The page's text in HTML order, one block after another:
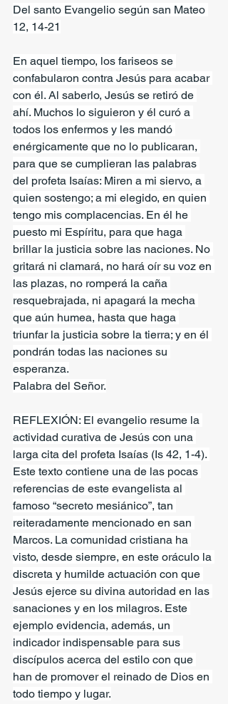
Del santo Evangelio según san Mateo
12, 14-21
En aquel tiempo, los fariseos se
confabularon contra Jesús para acabar
con él. Al saberlo, Jesús se retiró de
ahí. Muchos lo siguieron y él curó a
todos los enfermos y les mandó
enérgicamente que no lo publicaran,
para que se cumplieran las palabras
del profeta Isaías: Miren a mi siervo, a
quien sostengo; a mi elegido, en quien
tengo mis complacencias. En él he
puesto mi Espíritu, para que haga
brillar la justicia sobre las naciones. No
gritará ni clamará, no hará oír su voz en
las plazas, no romperá la caña
resquebrajada, ni apagará la mecha
que aún humea, hasta que haga
triunfar la justicia sobre la tierra; y en él
pondrán todas las naciones su
esperanza.
Palabra del Señor.
REFLEXIÓN: El evangelio resume la
actividad curativa de Jesús con una
larga cita del profeta Isaías (Is 42, 1-4).
Este texto contiene una de las pocas
referencias de este evangelista al
famoso “secreto mesiánico”, tan
reiteradamente mencionado en san
Marcos. La comunidad cristiana ha
visto, desde siempre, en este oráculo la
discreta y humilde actuación con que
Jesús ejerce su divina autoridad en las
sanaciones y en los milagros. Este
ejemplo evidencia, además, un
indicador indispensable para sus
discípulos acerca del estilo con que
han de promover el reinado de Dios en
todo tiempo y lugar.